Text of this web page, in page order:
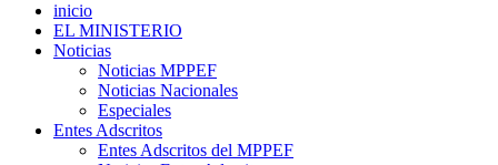
inicio
EL MINISTERIO
Noticias
Noticias MPPEF
Noticias Nacionales
Especiales
Entes Adscritos
Entes Adscritos del MPPEF